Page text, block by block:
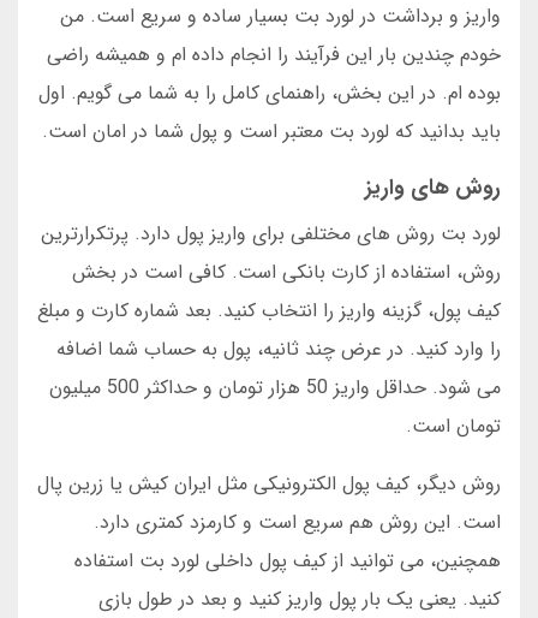
واریز و برداشت در لورد بت بسیار ساده و سریع است. من
خودم چندین بار این فرآیند را انجام داده ام و همیشه راضی
بوده ام. در این بخش، راهنمای کامل را به شما می گویم. اول
باید بدانید که لورد بت معتبر است و پول شما در امان است.
روش های واریز
لورد بت روش های مختلفی برای واریز پول دارد. پرتکرارترین
روش، استفاده از کارت بانکی است. کافی است در بخش
کیف پول، گزینه واریز را انتخاب کنید. بعد شماره کارت و مبلغ
را وارد کنید. در عرض چند ثانیه، پول به حساب شما اضافه
می شود. حداقل واریز 50 هزار تومان و حداکثر 500 میلیون
تومان است.
روش دیگر، کیف پول الکترونیکی مثل ایران کیش یا زرین پال
است. این روش هم سریع است و کارمزد کمتری دارد.
همچنین، می توانید از کیف پول داخلی لورد بت استفاده
کنید. یعنی یک بار پول واریز کنید و بعد در طول بازی